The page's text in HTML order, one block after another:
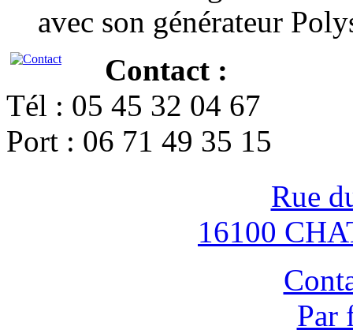
avec son générateur
Contact :
Tél : 05 45 32 04 67
Port : 06 71 49 35 15
Rue
16100
Par